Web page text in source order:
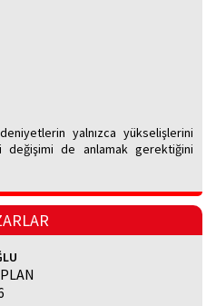
yalnızca yükselişlerini
değişimi de anlamak gerektiğini